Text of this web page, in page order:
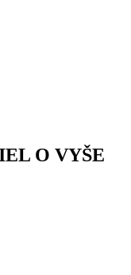
O VYŠE